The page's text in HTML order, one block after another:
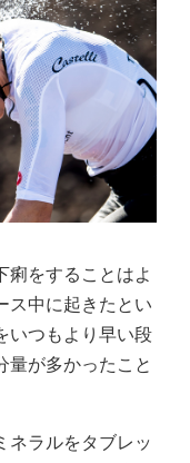
痢をすることはよ
ス中に起きたとい
いつもより早い段
量が多かったこと
ネラルをタブレッ